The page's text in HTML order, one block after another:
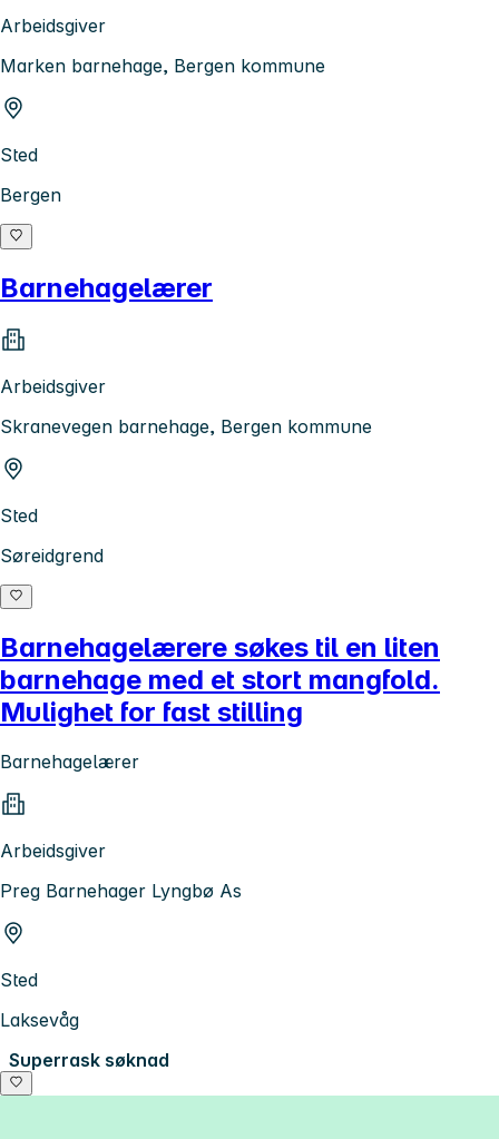
Arbeidsgiver
Marken barnehage, Bergen kommune
Sted
Bergen
Barnehagelærer
Arbeidsgiver
Skranevegen barnehage, Bergen kommune
Sted
Søreidgrend
Barnehagelærere søkes til en liten
barnehage med et stort mangfold.
Mulighet for fast stilling
Barnehagelærer
Arbeidsgiver
Preg Barnehager Lyngbø As
Sted
Laksevåg
Superrask søknad